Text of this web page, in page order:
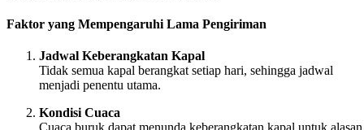
Faktor yang Mempengaruhi Lama Pengiriman
Jadwal Keberangkatan Kapal
Tidak semua kapal berangkat setiap hari, sehingga jadwal
menjadi penentu utama.
Kondisi Cuaca